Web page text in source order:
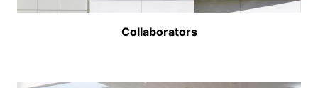
Collaborators